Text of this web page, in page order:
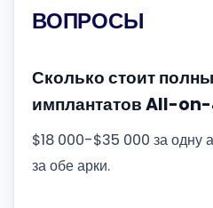
ВОПРОСЫ
Сколько стоит
имплантатов All-
$18 000-$35 000 за одну
за обе арки.